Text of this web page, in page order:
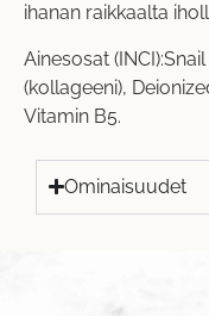
ihanan raikkaalta
Ainesosat
(kollageeni),
Vitamin B5.
Ominaisuudet